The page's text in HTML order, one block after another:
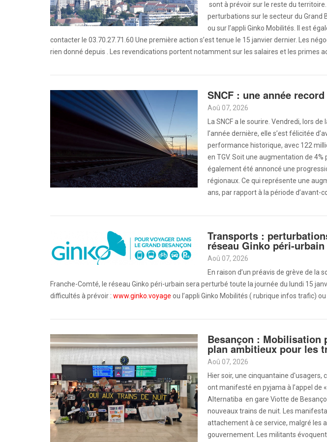
sont à prévoir sur le reste du
perturbations sur le secteur du Grand
ou sur l’appli Ginko Mobilités. Il est
contacter le 03.70.27.71.60 Une première action s’est tenue le 15 janvier dernier. Les
rien donné depuis . Les revendications portent notamment sur les salaires et les primes
SNCF : une année
Aoû 07, 2026
La SNCF a le sourire. Vendredi, lors
l’année dernière, elle s’est félicitée
performance historique, avec 122
en TGV. Soit une augmentation de 4%
également été annoncé une
régionaux. Ce qui représente une
ans, par rapport à la période d’avant-
Transports :
réseau Ginko péri-urbain
Aoû 07, 2026
En raison d’un préavis de grève de la
Franche-Comté, le réseau Ginko péri-urbain sera perturbé toute la journée du lundi 15
difficultés à prévoir : www.ginko.voyage ou l’appli Ginko Mobilités ( rubrique infos trafic)
Besançon : Mobilisation
plan ambitieux pour les
Aoû 07, 2026
Hier soir, une cinquantaine d'usagers,
ont manifesté en pyjama à l’appel de
Alternatiba en gare Viotte de
nouveaux trains de nuit. Les
attachement à ce service, malgré les
gouvernement. Les militants